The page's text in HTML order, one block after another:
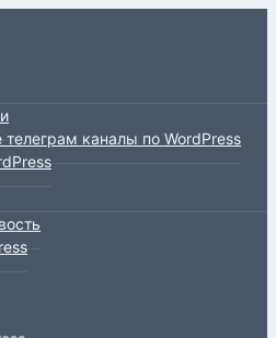
каналы по WordPress